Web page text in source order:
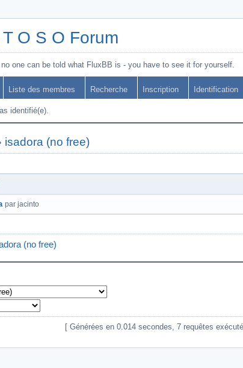
O S O Forum
one can be told what FluxBB is - you have to see it for yourself.
Liste des membres Recherche Inscription Identification
identifié(e).
isadora (no free)
par jacinto
(no free)
[ Générées en 0.014 secondes, 7 requêtes